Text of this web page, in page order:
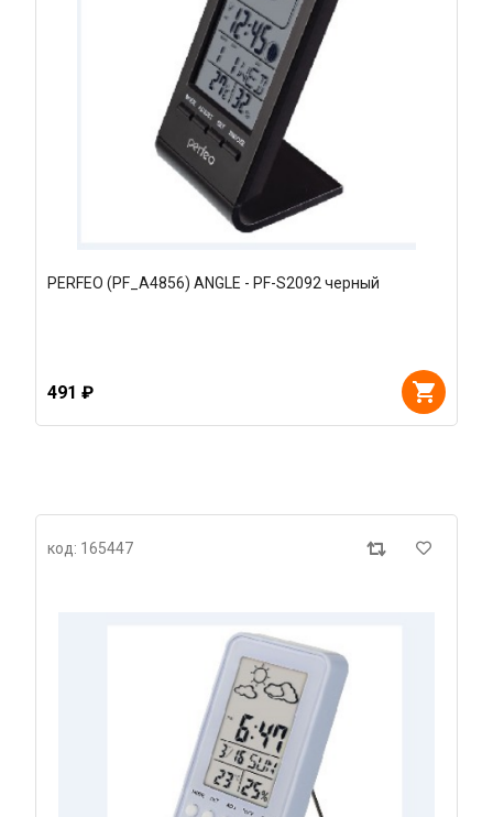
PERFEO (PF_A4856) ANGLE - PF-S2092 черный
491 ₽
код: 165447